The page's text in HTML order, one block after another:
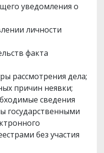
уведомления о
личности
факта
рассмотрения дела;
причин неявки;
сведения
государственными
без участия